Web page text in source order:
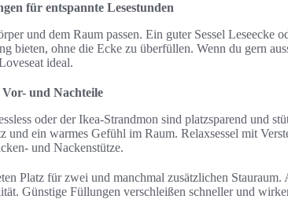
für entspannte Lesestunden
und dem Raum passen. Ein guter Sessel Leseecke
bieten, ohne die Ecke zu überfüllen. Wenn du gern
ideal.
Vor- und Nachteile
oder der Ikea-Strandmon sind platzsparend und
und ein warmes Gefühl im Raum. Relaxsessel mit
und Nackenstütze.
Platz für zwei und manchmal zusätzlichen
Günstige Füllungen verschleißen schneller und